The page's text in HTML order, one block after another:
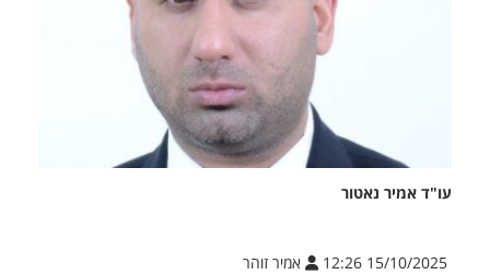
עו"ד אמיר נאטור
15/10/2025 12:26 אמיר זוהר